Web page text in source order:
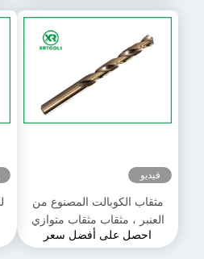
فيديو
مثقاب الكوبالت المصنوع من
العنبر ، مثقاب مثقاب متوازي
أحرار عرقوب
احصل على أفضل سعر